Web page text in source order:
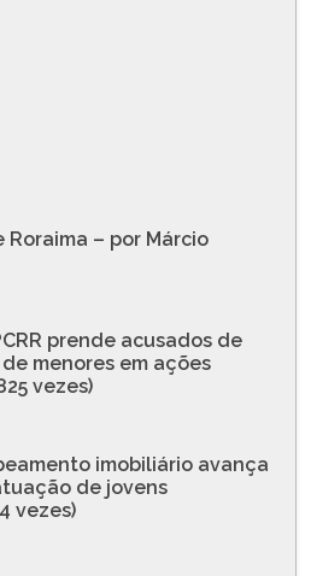
– por Márcio
prende acusados de
menores em ações
vezes)
imobiliário avança
de jovens
vezes)